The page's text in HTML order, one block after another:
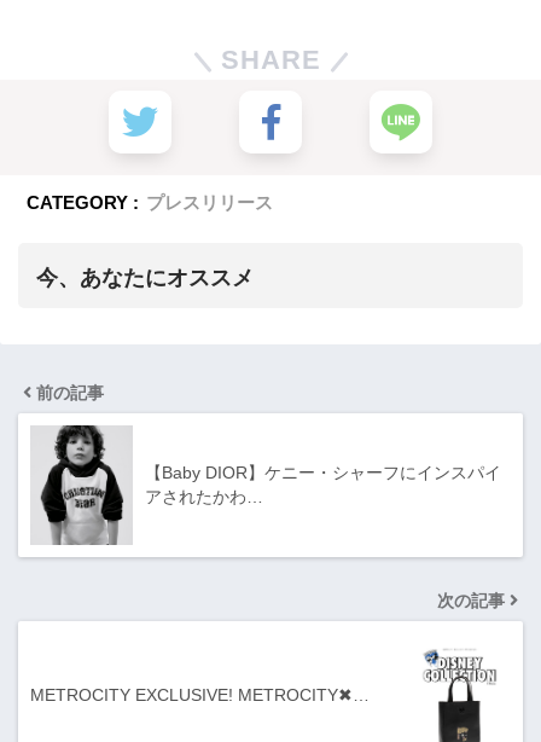
SHARE
CATEGORY : プレスリリース
今、あなたにオススメ
前の記事
【Baby DIOR】ケニー・シャーフにインスパイ
アされたかわ…
次の記事
METROCITY EXCLUSIVE! METROCITY✖…